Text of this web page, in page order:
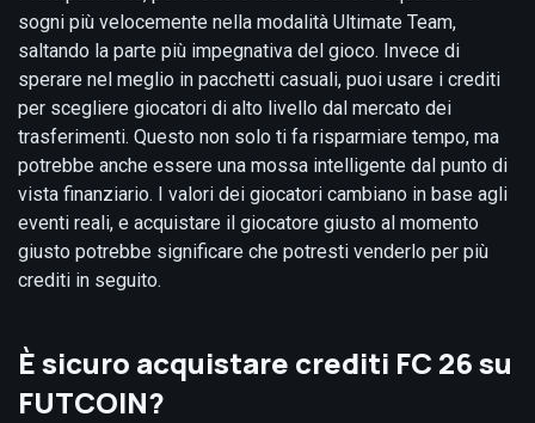
sogni più velocemente nella modalità Ultimate Team,
saltando la parte più impegnativa del gioco. Invece di
sperare nel meglio in pacchetti casuali, puoi usare i crediti
per scegliere giocatori di alto livello dal mercato dei
trasferimenti. Questo non solo ti fa risparmiare tempo, ma
potrebbe anche essere una mossa intelligente dal punto di
vista finanziario. I valori dei giocatori cambiano in base agli
eventi reali, e acquistare il giocatore giusto al momento
giusto potrebbe significare che potresti venderlo per più
crediti in seguito.
È sicuro acquistare crediti FC 26 su
FUTCOIN?